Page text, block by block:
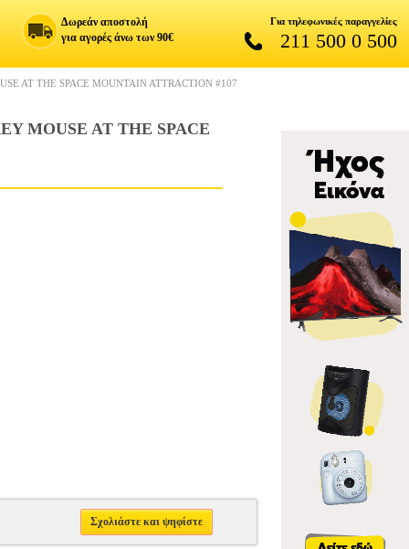
Δωρεάν αποστολή
για αγορές άνω των 90€
Για τηλεφωνικές παραγγελίες
211 500 0 500
AT THE SPACE MOUNTAIN ATTRACTION #107
MOUSE AT THE SPACE
Σχολιάστε και ψηφίστε